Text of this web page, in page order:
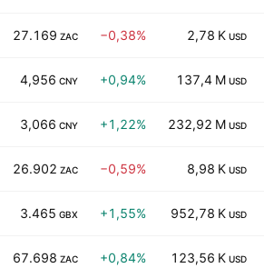
27.169 ZAC −0,38% 2,78 K USD
4,956 CNY +0,94% 137,4 M USD
3,066 CNY +1,22% 232,92 M USD
26.902 ZAC −0,59% 8,98 K USD
3.465 GBX +1,55% 952,78 K USD
67.698 ZAC +0,84% 123,56 K USD